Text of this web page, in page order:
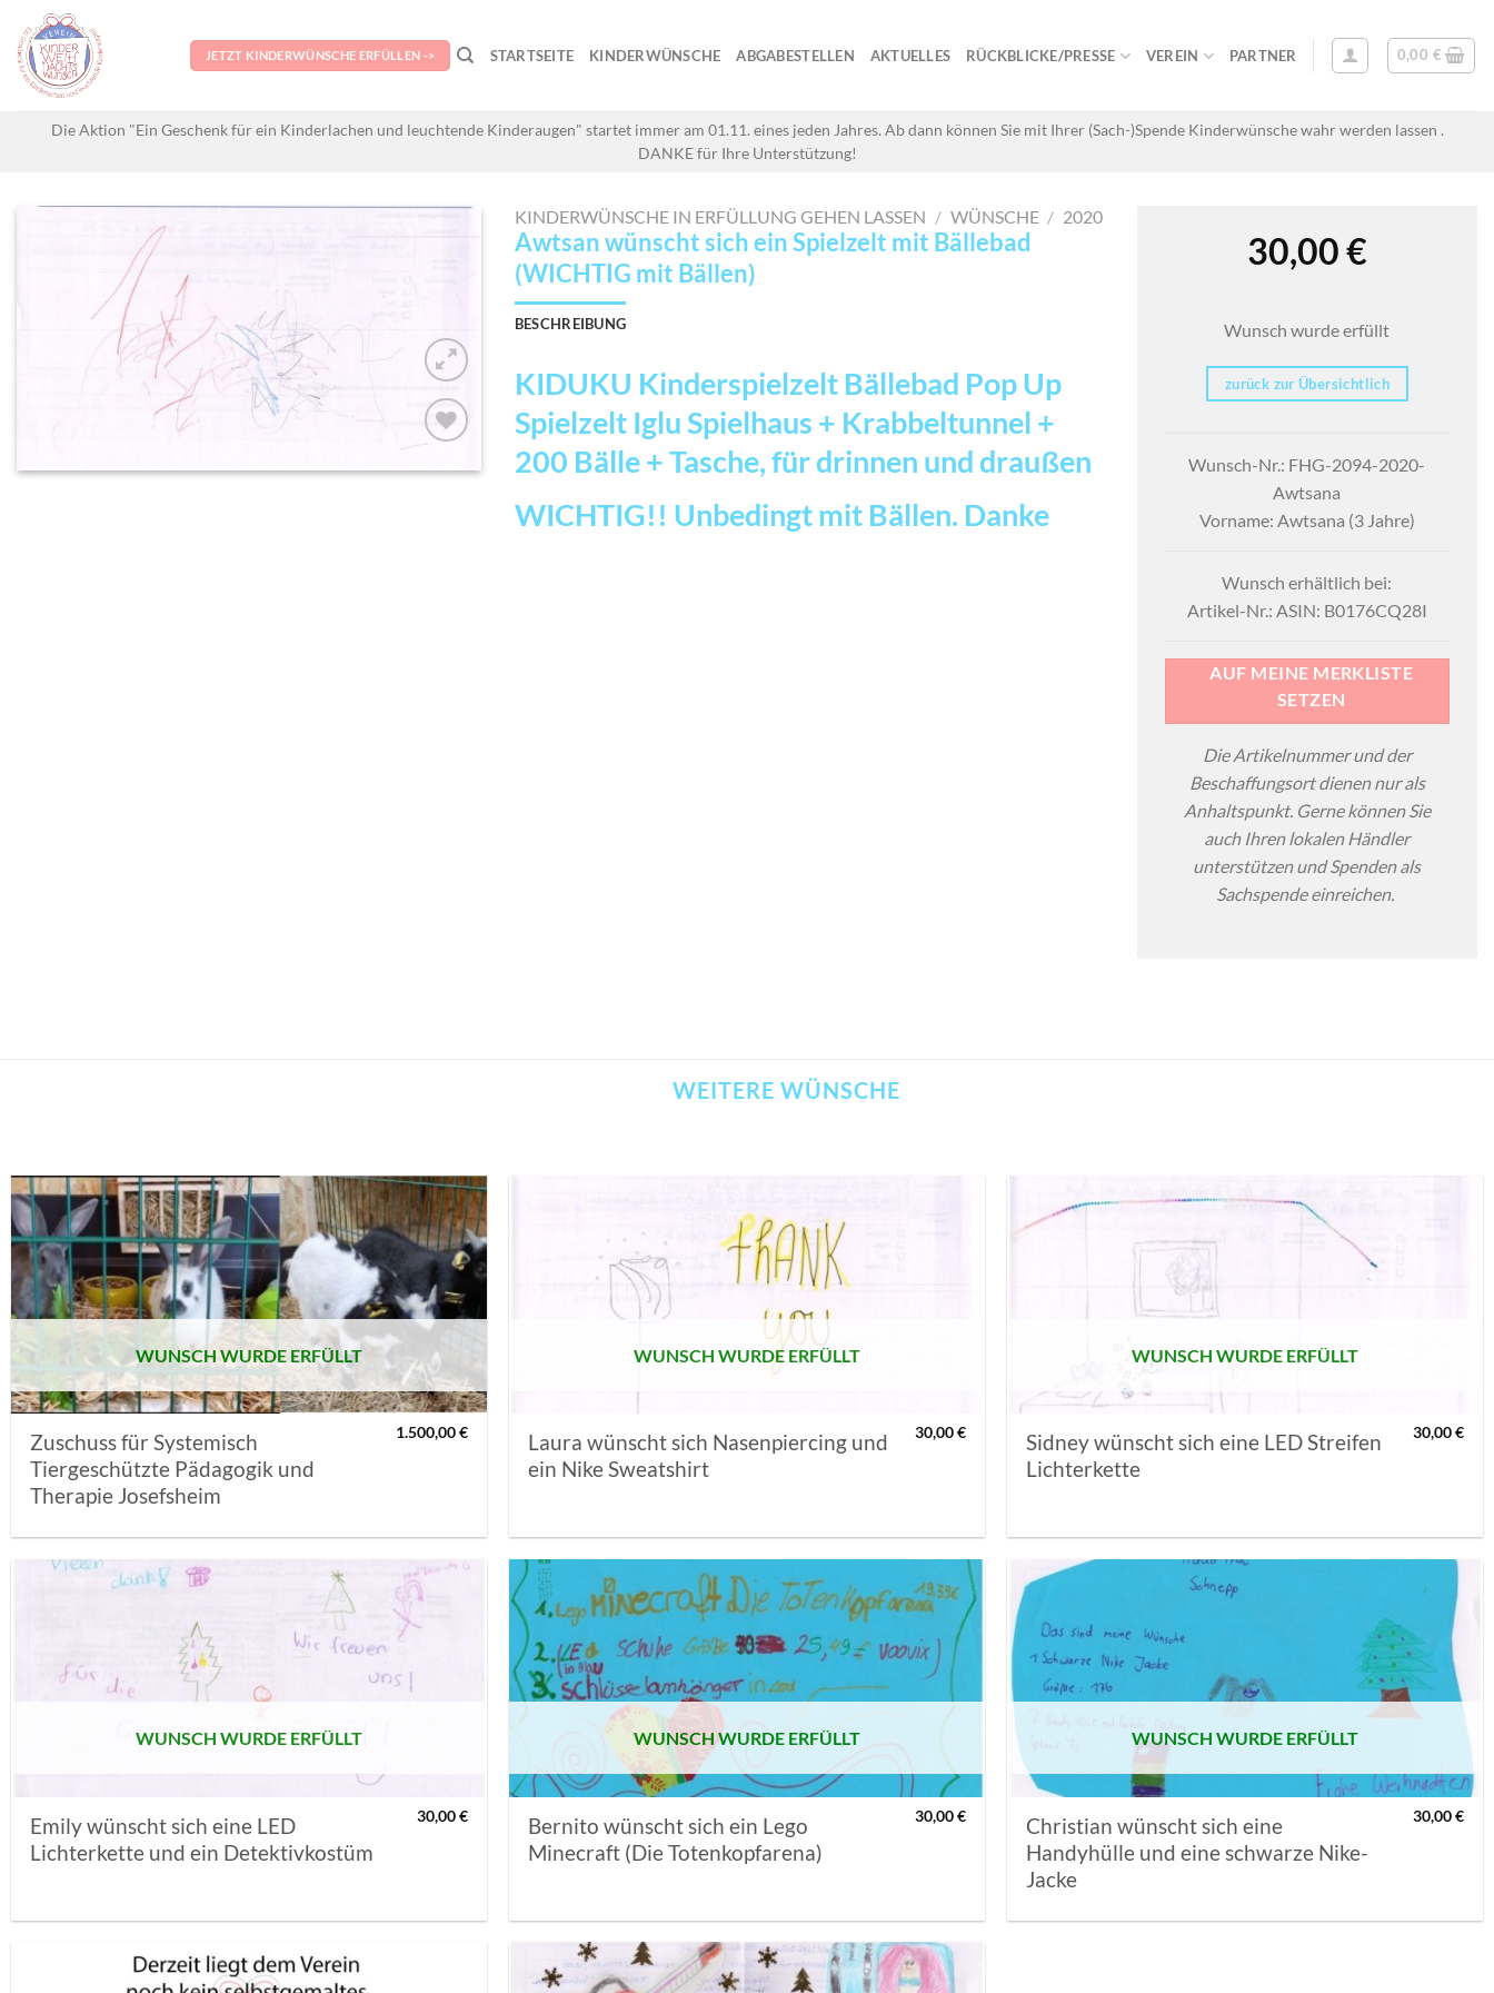
content
JETZT KINDERWÜNSCHE ERFÜLLEN -> STARTSEITE KINDERWÜNSCHE ABGABESTELLEN AKTUELLES RÜCKBLICKE/PRESSE VEREIN PARTNER 0,00 €
Die Aktion "Ein Geschenk für ein Kinderlachen und leuchtende Kinderaugen" startet immer am 01.11. eines jeden Jahres. Ab dann können Sie mit Ihrer (Sach-)Spende Kinderwünsche wahr werden lassen .
DANKE für Ihre Unterstützung!
AUF MEINE
KINDERWÜNSCHE IN ERFÜLLUNG GEHEN LASSEN / WÜNSCHE / 2020
Awtsan wünscht sich ein Spielzelt mit Bällebad
(WICHTIG mit Bällen)
BESCHREIBUNG
KIDUKU Kinderspielzelt Bällebad Pop Up
Spielzelt Iglu Spielhaus + Krabbeltunnel +
200 Bälle + Tasche, für drinnen und draußen
WICHTIG!! Unbedingt mit Bällen. Danke
30,00€
Wunsch wurde erfüllt
zurück zur Übersichtlich
Wunsch-Nr.: FHG-2094-2020-
Awtsana
Vorname: Awtsana (3 Jahre)
Wunsch erhältlich bei:
Artikel-Nr.: ASIN: B0176CQ28I
AUF MEINE MERKLISTE
SETZEN
Die Artikelnummer und der
Beschaffungsort dienen nur als
Anhaltspunkt. Gerne können Sie
auch Ihren lokalen Händler
unterstützen und Spenden als
Sachspende einreichen.
WEITERE WÜNSCHE
AUF MEINE
MERKLISTE
SETZEN
WUNSCH WURDE ERFÜLLT
Zuschuss für Systemisch
Tiergeschützte Pädagogik und
Therapie Josefsheim
1.500,00€
WUNSCH WURDE ERFÜLLT
Laura wünscht sich Nasenpiercing und
ein Nike Sweatshirt
30,00€
MERKLISTE
WUNSCH WURDE ERFÜLLT
Sidney wünscht sich eine LED Streifen
Lichterkette
30,00€
AUF MEINE
MERKLISTE
WUNSCH WURDE ERFÜLLT
Emily wünscht sich eine LED
Lichterkette und ein Detektivkostüm
30,00€
MERKLISTE
SETZEN
WUNSCH WURDE ERFÜLLT
Bernito wünscht sich ein Lego
Minecraft (Die Totenkopfarena)
30,00€
AUF MEINE
MERKLISTE
SETZEN
WUNSCH WURDE ERFÜLLT
Christian wünscht sich eine
Handyhülle und eine schwarze Nike-
Jacke
30,00€